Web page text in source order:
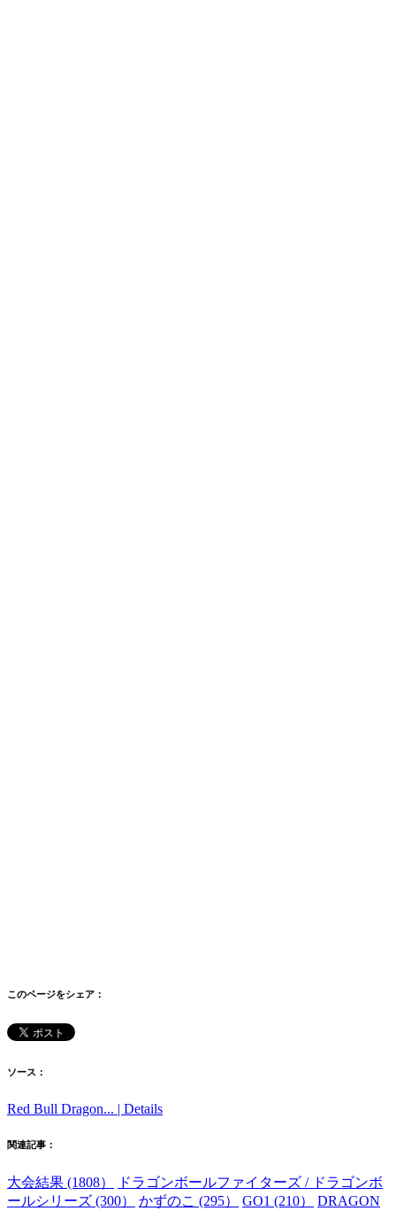
このページをシェア：
ソース：
Red Bull Dragon... | Details
関連記事：
大会結果 (1808）
ドラゴンボールファイターズ / ドラゴンボ
ールシリーズ (300）
かずのこ (295） GO1 (210）
DRAGON